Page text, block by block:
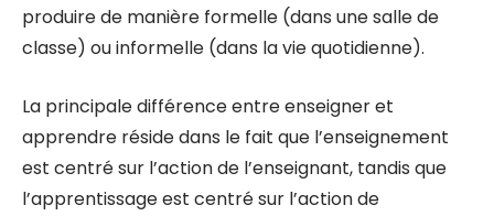
produire de manière formelle (dans une salle de
classe) ou informelle (dans la vie quotidienne).
La principale différence entre enseigner et
apprendre réside dans le fait que l’enseignement
est centré sur l’action de l’enseignant, tandis que
l’apprentissage est centré sur l’action de